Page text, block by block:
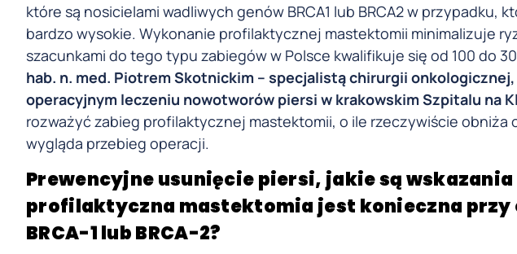
które są nosicielami wadliwych genów BRCA1 lub BRCA2 w przypadku,
bardzo wysokie. Wykonanie profilaktycznej mastektomii minimalizuje
szacunkami do tego typu zabiegów w Polsce kwalifikuje się od 100 do
hab. n. med. Piotrem Skotnickim – specjalistą chirurgii
operacyjnym leczeniu nowotworów piersi w krakowskim Szpitalu na
rozważyć zabieg profilaktycznej mastektomii, o ile rzeczywiście obniża
wygląda przebieg operacji.
Prewencyjne usunięcie piersi, jakie są
profilaktyczna mastektomia jest konieczna przy
BRCA-1 lub BRCA-2?